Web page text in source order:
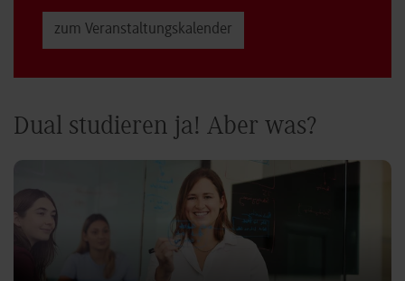
zum Veranstaltungs­kalender
Dual studieren ja! Aber was?